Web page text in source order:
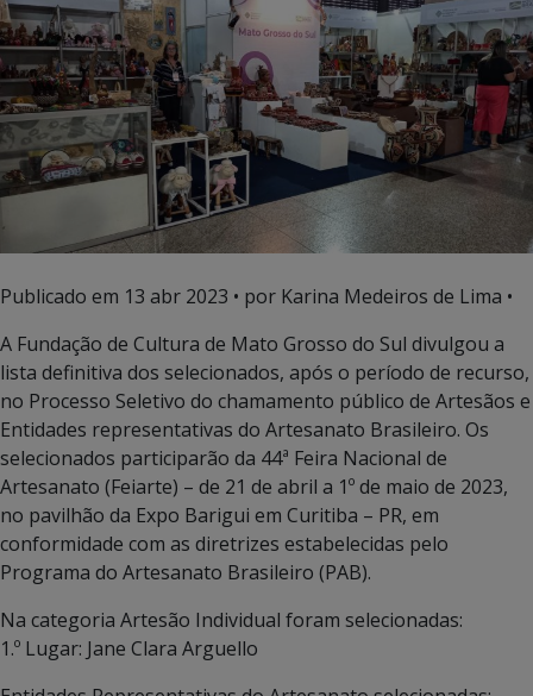
Publicado em 13 abr 2023 • por Karina Medeiros de Lima •
A Fundação de Cultura de Mato Grosso do Sul divulgou a
lista definitiva dos selecionados, após o período de recurso,
no Processo Seletivo do chamamento público de Artesãos e
Entidades representativas do Artesanato Brasileiro. Os
selecionados participarão da 44ª Feira Nacional de
Artesanato (Feiarte) – de 21 de abril a 1º de maio de 2023,
no pavilhão da Expo Barigui em Curitiba – PR, em
conformidade com as diretrizes estabelecidas pelo
Programa do Artesanato Brasileiro (PAB).
Na categoria Artesão Individual foram selecionadas:
1.º Lugar: Jane Clara Arguello